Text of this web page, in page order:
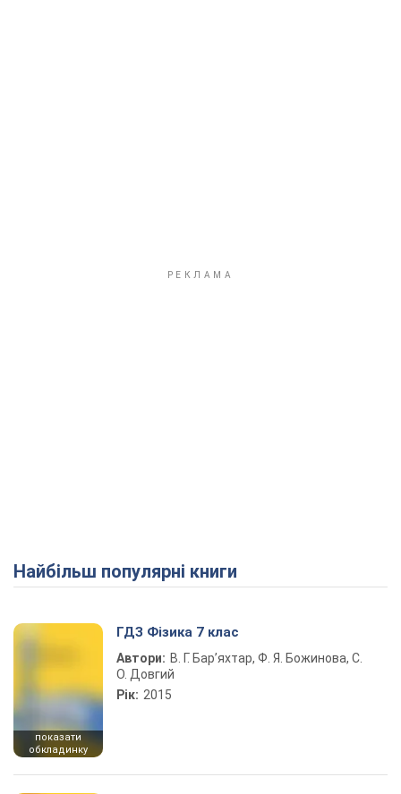
Найбільш популярні книги
показати
обкладинку
ГДЗ Фізика 7 клас
Автори: В. Г. Бар’яхтар, Ф. Я. Божинова, С.
О. Довгий
Рік: 2015